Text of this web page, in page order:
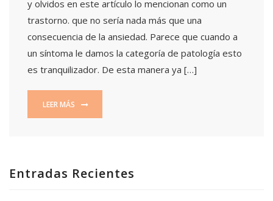
y olvidos en este artículo lo mencionan como un
trastorno. que no sería nada más que una
consecuencia de la ansiedad. Parece que cuando a
un síntoma le damos la categoría de patología esto
es tranquilizador. De esta manera ya […]
LEER MÁS
Entradas Recientes